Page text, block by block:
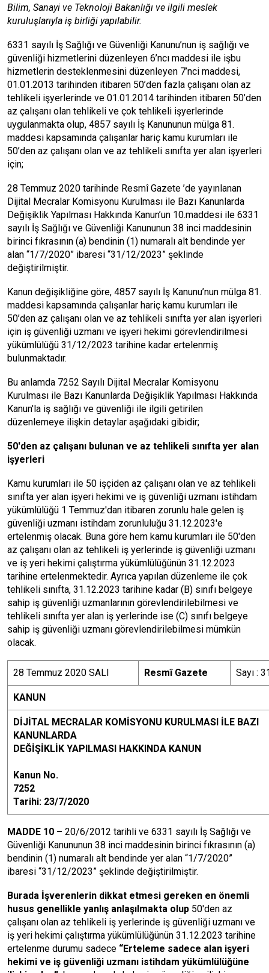
Bilim, Sanayi ve Teknoloji Bakanlığı ve ilgili meslek
kuruluşlarıyla iş birliği yapılabilir.
6331 sayılı İş Sağlığı ve Güvenliği Kanunu’nun iş sağlığı ve
güvenliği hizmetlerini düzenleyen 6’ncı maddesi ile işbu
hizmetlerin desteklenmesini düzenleyen 7’nci maddesi,
01.01.2013 tarihinden itibaren 50’den fazla çalışanı olan az
tehlikeli işyerlerinde ve 01.01.2014 tarihinden itibaren 50’den
az çalışanı olan tehlikeli ve çok tehlikeli işyerlerinde
uygulanmakta olup, 4857 sayılı İş Kanununun mülga 81.
maddesi kapsamında çalışanlar hariç kamu kurumları ile
50’den az çalışanı olan ve az tehlikeli sınıfta yer alan işyerleri
için;
28 Temmuz 2020 tarihinde Resmî Gazete ’de yayınlanan
Dijital Mecralar Komisyonu Kurulması ile Bazı Kanunlarda
Değişiklik Yapılması Hakkında Kanun’un 10.maddesi ile 6331
sayılı İş Sağlığı ve Güvenliği Kanununun 38 inci maddesinin
birinci fıkrasının (a) bendinin (1) numaralı alt bendinde yer
alan “1/7/2020” ibaresi “31/12/2023” şeklinde
değiştirilmiştir.
Kanun değişikliğine göre, 4857 sayılı İş Kanunu’nun mülga 81.
maddesi kapsamında çalışanlar hariç kamu kurumları ile
50’den az çalışanı olan ve az tehlikeli sınıfta yer alan işyerleri
için iş güvenliği uzmanı ve işyeri hekimi görevlendirilmesi
yükümlülüğü 31/12/2023 tarihine kadar ertelenmiş
bulunmaktadır.
Bu anlamda 7252 Sayılı Dijital Mecralar Komisyonu
Kurulması ile Bazı Kanunlarda Değişiklik Yapılması Hakkında
Kanun'la iş sağlığı ve güvenliği ile ilgili getirilen
düzenlemeye ilişkin detaylar aşağıdaki gibidir;
50'den az çalışanı bulunan ve az tehlikeli sınıfta yer alan
işyerleri
Kamu kurumları ile 50 işçiden az çalışanı olan ve az tehlikeli
sınıfta yer alan işyeri hekimi ve iş güvenliği uzmanı istihdam
yükümlülüğü 1 Temmuz'dan itibaren zorunlu hale gelen iş
güvenliği uzmanı istihdam zorunluluğu 31.12.2023'e
ertelenmiş olacak. Buna göre hem kamu kurumları ile 50'den
az çalışanı olan az tehlikeli iş yerlerinde iş güvenliği uzmanı
ve iş yeri hekimi çalıştırma yükümlülüğünün 31.12.2023
tarihine ertelenmektedir. Ayrıca yapılan düzenleme ile çok
tehlikeli sınıfta, 31.12.2023 tarihine kadar (B) sınıfı belgeye
sahip iş güvenliği uzmanlarının görevlendirilebilmesi ve
tehlikeli sınıfta yer alan iş yerlerinde ise (C) sınıfı belgeye
sahip iş güvenliği uzmanı görevlendirilebilmesi mümkün
olacak.
28 Temmuz 2020 SALI Resmî Gazete Sayı :
KANUN
DİJİTAL MECRALAR KOMİSYONU KURULMASI İLE BAZI
KANUNLARDA
DEĞİŞİKLİK YAPILMASI HAKKINDA KANUN
Kanun No.
7252
Tarihi: 23/7/2020
MADDE 10 – 20/6/2012 tarihli ve 6331 sayılı İş Sağlığı ve
Güvenliği Kanununun 38 inci maddesinin birinci fıkrasının (a)
bendinin (1) numaralı alt bendinde yer alan “1/7/2020”
ibaresi “31/12/2023” şeklinde değiştirilmiştir.
Burada İşverenlerin dikkat etmesi gereken en önemli
husus genellikle yanlış anlaşılmakta olup 50'den az
çalışanı olan az tehlikeli iş yerlerinde iş güvenliği uzmanı ve
iş yeri hekimi çalıştırma yükümlülüğünün 31.12.2023 tarihine
ertelenme durumu sadece “Erteleme sadece alan işyeri
hekimi ve iş güvenliği uzmanı istihdam yükümlülüğüne